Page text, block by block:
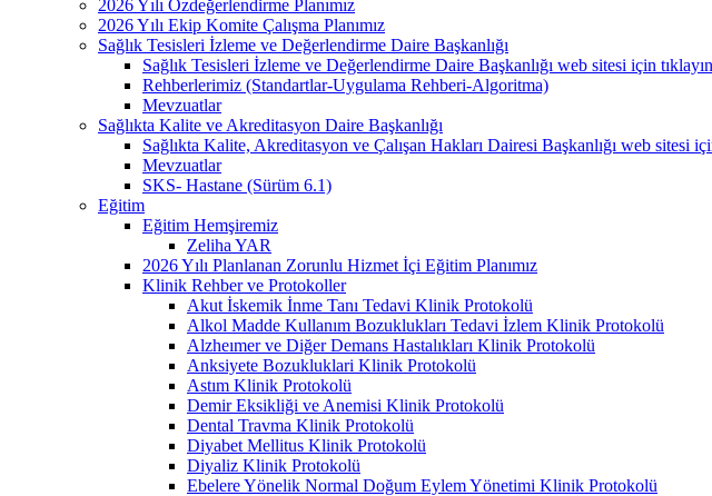
2026 Yılı Özdeğerlendirme Planımız
2026 Yılı Ekip Komite Çalışma Planımız
Sağlık Tesisleri İzleme ve Değerlendirme Daire Başkanlığı
Sağlık Tesisleri İzleme ve Değerlendirme Daire Başkanlığı web sitesi için
Rehberlerimiz (Standartlar-Uygulama Rehberi-Algoritma)
Mevzuatlar
Sağlıkta Kalite ve Akreditasyon Daire Başkanlığı
Sağlıkta Kalite, Akreditasyon ve Çalışan Hakları Dairesi Başkanlığı web sitesi
Mevzuatlar
SKS- Hastane (Sürüm 6.1)
Eğitim
Eğitim Hemşiremiz
Zeliha YAR
2026 Yılı Planlanan Zorunlu Hizmet İçi Eğitim Planımız
Klinik Rehber ve Protokoller
Akut İskemik İnme Tanı Tedavi Klinik Protokolü
Alkol Madde Kullanım Bozuklukları Tedavi İzlem Klinik Protokolü
Alzheımer ve Diğer Demans Hastalıkları Klinik Protokolü
Anksiyete Bozukluklari Klinik Protokolü
Astım Klinik Protokolü
Demir Eksikliği ve Anemisi Klinik Protokolü
Dental Travma Klinik Protokolü
Diyabet Mellitus Klinik Protokolü
Diyaliz Klinik Protokolü
Ebelere Yönelik Normal Doğum Eylem Yönetimi Klinik Protokolü